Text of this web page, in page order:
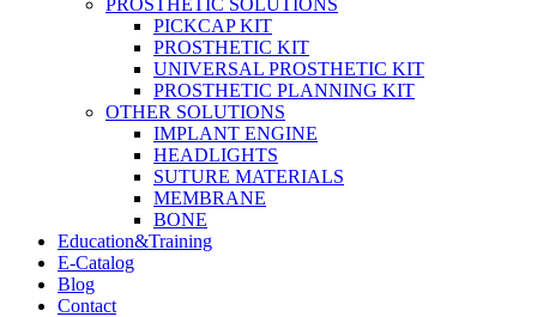
PROSTHETIC SOLUTIONS
PICKCAP KIT
PROSTHETIC KIT
UNIVERSAL PROSTHETIC KIT
PROSTHETIC PLANNING KIT
OTHER SOLUTIONS
IMPLANT ENGINE
HEADLIGHTS
SUTURE MATERIALS
MEMBRANE
BONE
Education&Training
E-Catalog
Blog
Contact